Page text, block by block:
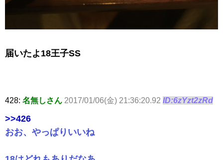
届いたよ18王子SS
428: 名無しさん 2017/01/06(金) 21:36:20.92 ID:6zYzt2zRd
>>426
おお、やっぱりいいね